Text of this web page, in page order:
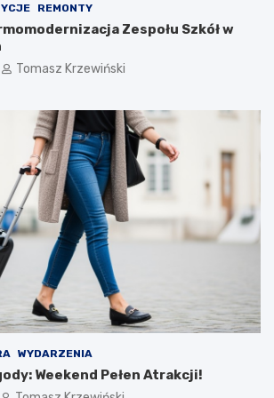
REMONTY
Zespołu Szkół w
Tomasz Krzewiński
WYDARZENIA
Weekend Pełen Atrakcji!